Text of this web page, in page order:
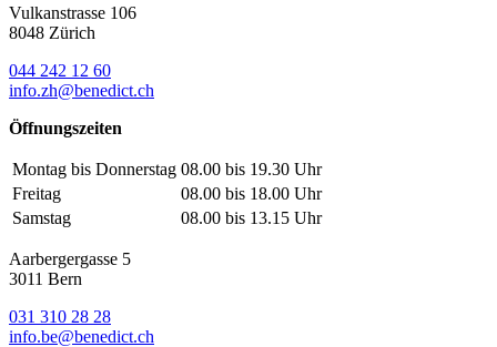
Vulkanstrasse 106
8048 Zürich
044 242 12 60
info.zh@benedict.ch
Öffnungszeiten
Montag bis Donnerstag 08.00 bis 19.30 Uhr
Freitag
08.00 bis 18.00 Uhr
Samstag
08.00 bis 13.15 Uhr
Aarbergergasse 5
3011 Bern
031 310 28 28
info.be@benedict.ch